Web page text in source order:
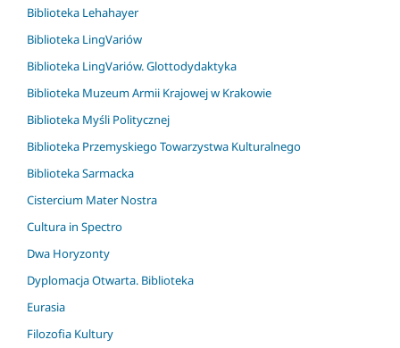
Biblioteka Lehahayer
Biblioteka LingVariów
Biblioteka LingVariów. Glottodydaktyka
Biblioteka Muzeum Armii Krajowej w Krakowie
Biblioteka Myśli Politycznej
Biblioteka Przemyskiego Towarzystwa Kulturalnego
Biblioteka Sarmacka
Cistercium Mater Nostra
Cultura in Spectro
Dwa Horyzonty
Dyplomacja Otwarta. Biblioteka
Eurasia
Filozofia Kultury